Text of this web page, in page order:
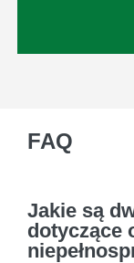
FAQ
Jakie są
dotyczące